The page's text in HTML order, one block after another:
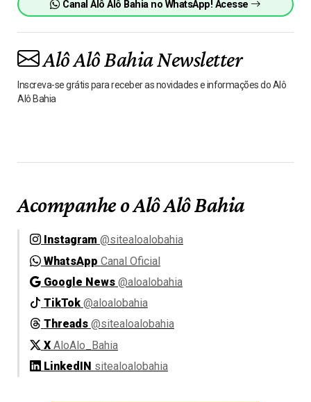
Canal Alô Alô Bahia no WhatsApp! Acesse
Alô Alô Bahia Newsletter
Inscreva-se grátis para receber as novidades e informações do Alô
Alô Bahia
Acompanhe o Alô Alô Bahia
Instagram @sitealoalobahia
WhatsApp Canal Oficial
Google News @aloalobahia
TikTok @aloalobahia
Threads @sitealoalobahia
X AloAlo_Bahia
LinkedIN sitealoalobahia